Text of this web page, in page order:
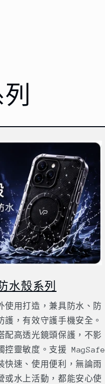
水殼系列
使用打造，兼具防水、防
護，有效守護手機安全。
配高透光鏡頭保護，不影
控靈敏度。支援 MagSafe
快速、使用便利，無論雨
或水上活動，都能安心使